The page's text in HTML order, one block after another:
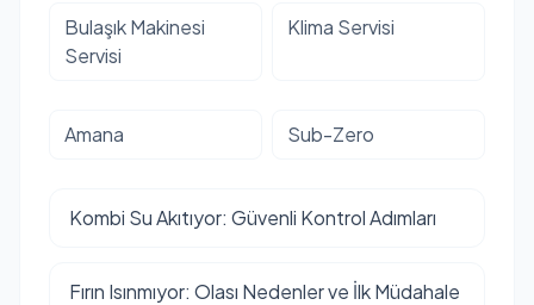
Bulaşık Makinesi
Servisi
Klima Servisi
Amana Sub-Zero
Kombi Su Akıtıyor: Güvenli Kontrol Adımları
Fırın Isınmıyor: Olası Nedenler ve İlk Müdahale